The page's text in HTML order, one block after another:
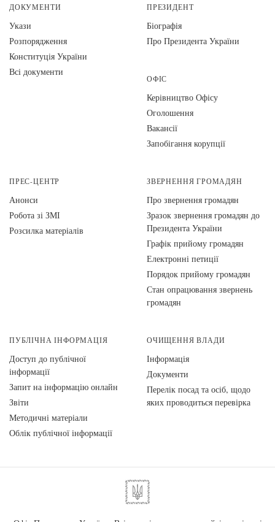
ДОКУМЕНТИ
Укази
Розпорядження
Конституція України
Всі документи
ПРЕЗИДЕНТ
Біографія
Про Президента України
ОФІС
Керівництво Офісу
Оголошення
Вакансії
Запобігання корупції
ПРЕС-ЦЕНТР
Анонси
Робота зі ЗМІ
Розсилка матеріалів
ЗВЕРНЕННЯ ГРОМАДЯН
Про звернення громадян
Зразок звернення громадян до
Президента України
Графік прийому громадян
Електронні петиції
Порядок прийому громадян
Стан опрацювання звернень
громадян
ПУБЛІЧНА ІНФОРМАЦІЯ
Доступ до публічної
інформації
Запит на інформацію онлайн
Звіти
Методичні матеріали
Облік публічної інформації
ОЧИЩЕННЯ ВЛАДИ
Інформація
Документи
Перелік посад та осіб, щодо
яких проводиться перевірка